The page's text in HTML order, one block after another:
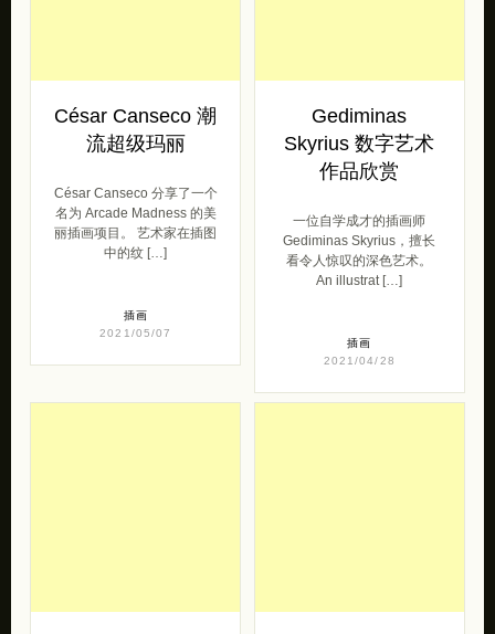
César Canseco 潮
流超级玛丽
César Canseco 分享了一个
名为 Arcade Madness 的美
丽插画项目。 艺术家在插图
中的纹 […]
插画
2021/05/07
Gediminas
Skyrius 数字艺术
作品欣赏
一位自学成才的插画师
Gediminas Skyrius，擅长
看令人惊叹的深色艺术。
An illustrat […]
插画
2021/04/28